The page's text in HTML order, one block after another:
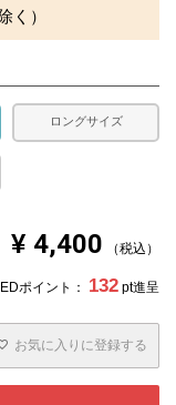
く）
ロングサイズ
¥ 4,400 税込
ポイント： 132 pt進呈
お気に入りに登録する